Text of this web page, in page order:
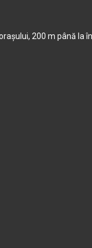
200 m până la